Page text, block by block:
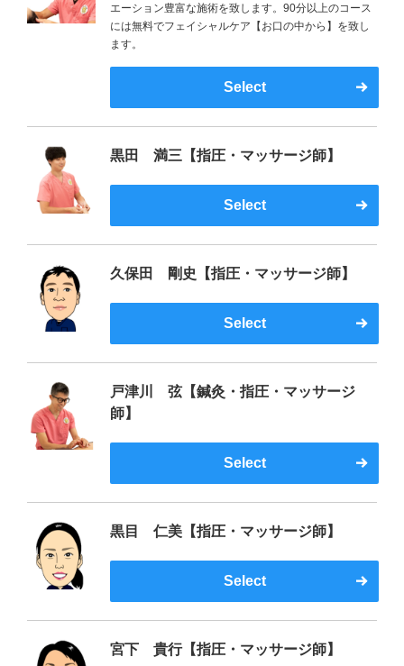
エーション豊富な施術を致します。90分以上のコース
には無料でフェイシャルケア【お口の中から】を致し
ます。
Select
黒田 満三【指圧・マッサージ師】
Select
久保田 剛史【指圧・マッサージ師】
Select
戸津川 弦【鍼灸・指圧・マッサージ
師】
Select
黒目 仁美【指圧・マッサージ師】
Select
宮下 貴行【指圧・マッサージ師】